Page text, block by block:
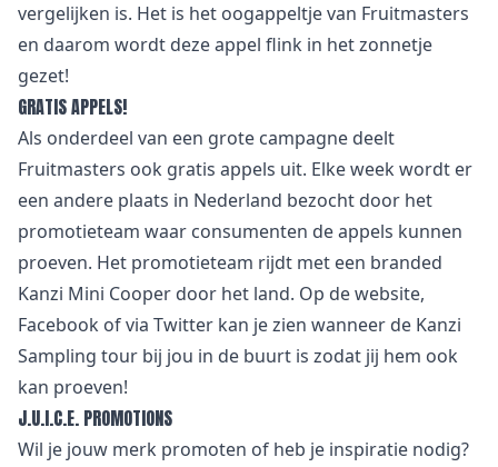
vergelijken is. Het is het oogappeltje van Fruitmasters
en daarom wordt deze appel flink in het zonnetje
gezet!
GRATIS APPELS!
Als onderdeel van een grote campagne deelt
Fruitmasters ook gratis appels uit. Elke week wordt er
een andere plaats in Nederland bezocht door het
promotieteam waar consumenten de appels kunnen
proeven. Het promotieteam rijdt met een branded
Kanzi Mini Cooper door het land. Op de website,
Facebook of via Twitter kan je zien wanneer de Kanzi
Sampling tour bij jou in de buurt is zodat jij hem ook
kan proeven!
J.U.I.C.E. PROMOTIONS
Wil je jouw merk promoten of heb je inspiratie nodig?